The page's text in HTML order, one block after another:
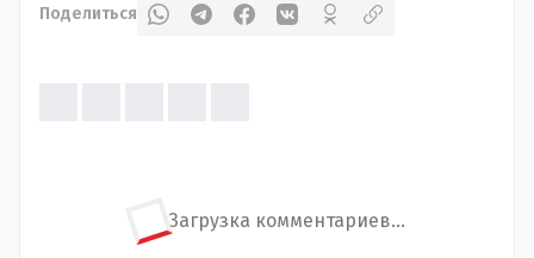
Поделиться
Загрузка комментариев...